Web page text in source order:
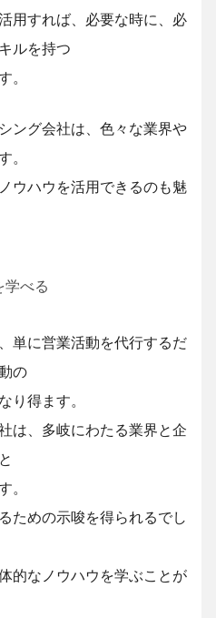
用すれば、必要な時に、必
ルを持つ
。
ング会社は、色々な業界や
。
ウハウを活用できるのも魅
学べる
単に営業活動を代行するだ
の
り得ます。
は、多岐にわたる業界と企
。
ための示唆を得られるでし
的なノウハウを学ぶことが